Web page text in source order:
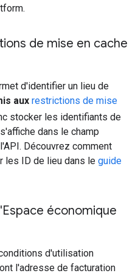
de mise en cache
d'identifier un lieu de
aux restrictions de mise
stocker les identifiants de
dans le champ
Découvrez comment
les ID de lieu dans le guide
économique
d'utilisation
l'adresse de facturation